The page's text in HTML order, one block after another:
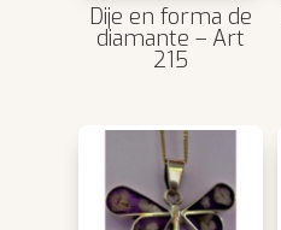
Dije en forma de
diamante – Art
215